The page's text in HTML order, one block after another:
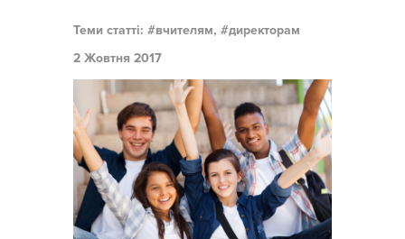
Теми статті: вчителям,
директорам
2 Жовтня 2017